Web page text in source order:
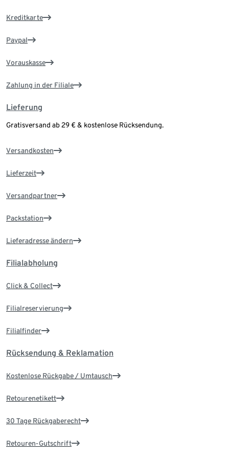
Kreditkarte
Paypal
Vorauskasse
Zahlung in der Filiale
Lieferung
Gratisversand ab 29 € & kostenlose Rücksendung.
Versandkosten
Lieferzeit
Versandpartner
Packstation
Lieferadresse ändern
Filialabholung
Click & Collect
Filialreservierung
Filialfinder
Rücksendung & Reklamation
Kostenlose Rückgabe / Umtausch
Retourenetikett
30 Tage Rückgaberecht
Retouren-Gutschrift